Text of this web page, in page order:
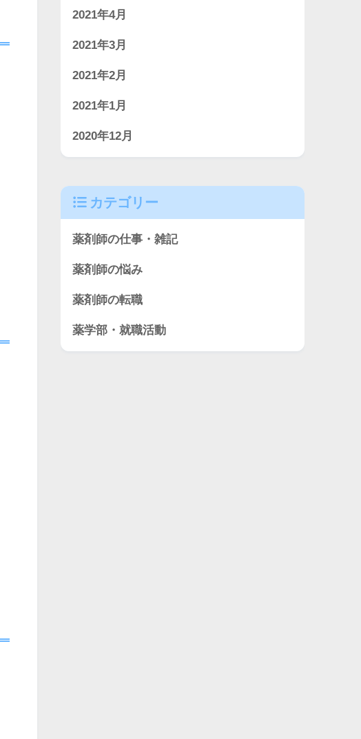
2021年4月
2021年3月
2021年2月
2021年1月
2020年12月
カテゴリー
薬剤師の仕事・雑記
薬剤師の悩み
薬剤師の転職
薬学部・就職活動